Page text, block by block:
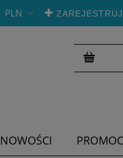
PLN
NOWOŚCI